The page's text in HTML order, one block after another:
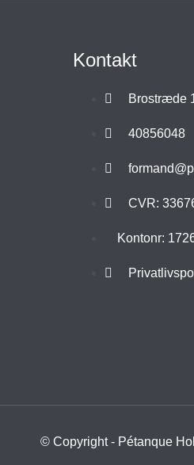
Kontakt
Brostræde
40856048
CVR:
Kontonr:
© Copyright - Pétanque